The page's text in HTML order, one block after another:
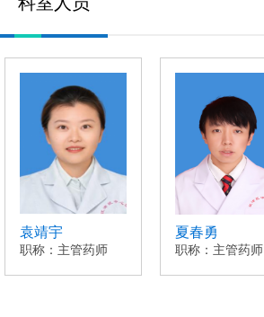
袁靖宇
职称：主管药师
夏春勇
职称：主管药师